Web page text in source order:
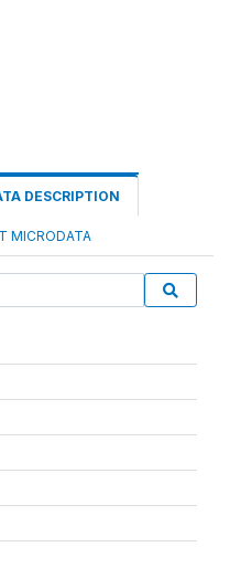
DESCRIPTION
MICRODATA